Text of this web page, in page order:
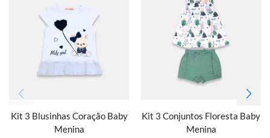
Kit 3 Blusinhas Coração Baby
Menina
Kit 3 Conjuntos Floresta Baby
Menina